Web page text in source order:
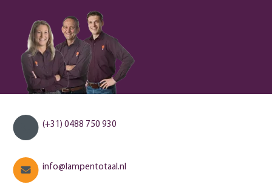
(+31) 0488 750 930
info@lampentotaal.nl